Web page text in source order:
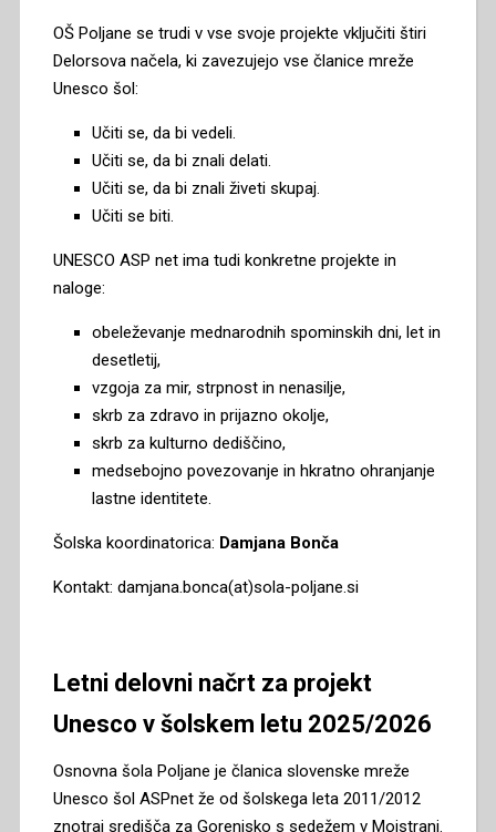
OŠ Poljane se trudi v vse svoje projekte vključiti štiri
Delorsova načela, ki zavezujejo vse članice mreže
Unesco šol:
Učiti se, da bi vedeli.
Učiti se, da bi znali delati.
Učiti se, da bi znali živeti skupaj.
Učiti se biti.
UNESCO ASP net ima tudi konkretne projekte in
naloge:
obeleževanje mednarodnih spominskih dni, let in
desetletij,
vzgoja za mir, strpnost in nenasilje,
skrb za zdravo in prijazno okolje,
skrb za kulturno dediščino,
medsebojno povezovanje in hkratno ohranjanje
lastne identitete.
Šolska koordinatorica: Damjana Bonča
Kontakt: damjana.bonca(at)sola-poljane.si
Letni delovni načrt za projekt
Unesco v šolskem letu 2025/2026
Osnovna šola Poljane je članica slovenske mreže
Unesco šol ASPnet že od šolskega leta 2011/2012
znotraj središča za Gorenjsko s sedežem v Mojstrani.